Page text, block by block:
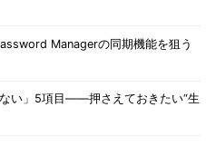
Managerの同期機能を狙う
い」5項目――押さえておきたい“生